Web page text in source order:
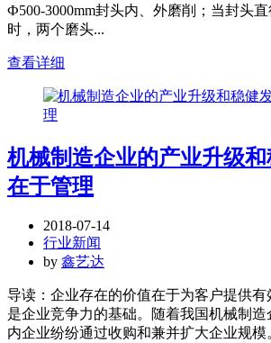
Ф500-3000mm封头内、外磨削；当封头
时，两个磨头...
查看详细
机械制造企业的产业升级
在于管理
2018-07-14
行业新闻
by 鑫艺达
导读：企业存在的价值在于为客户提供
是企业竞争力的基础。随着我国机械制
内企业纷纷通过收购和兼并扩大企业规